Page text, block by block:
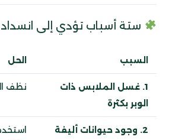
ستة أسباب تؤدي إلى انسداد
السبب الحل
1. غسل الملابس ذات
الوبر بكثرة
نظف
2. وجود حيوانات أليفة